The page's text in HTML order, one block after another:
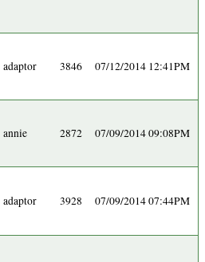
adaptor 3846 07/12/2014 12:41PM
annie 2872 07/09/2014 09:08PM
adaptor 3928 07/09/2014 07:44PM